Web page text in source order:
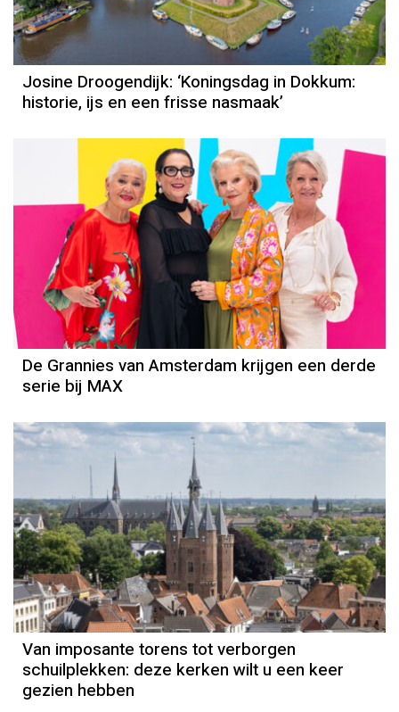
Josine Droogendijk: ‘Koningsdag in Dokkum:
historie, ijs en een frisse nasmaak’
De Grannies van Amsterdam krijgen een derde
serie bij MAX
Van imposante torens tot verborgen
schuilplekken: deze kerken wilt u een keer
gezien hebben